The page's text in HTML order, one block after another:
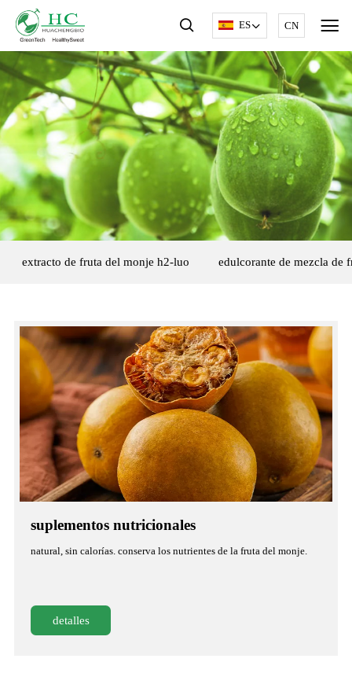
ES CN
extracto de fruta del monje h2-luo edulcorante de mezcla de
suplementos nutricionales
natural, sin calorías. conserva los nutrientes de la fruta del monje.
detalles